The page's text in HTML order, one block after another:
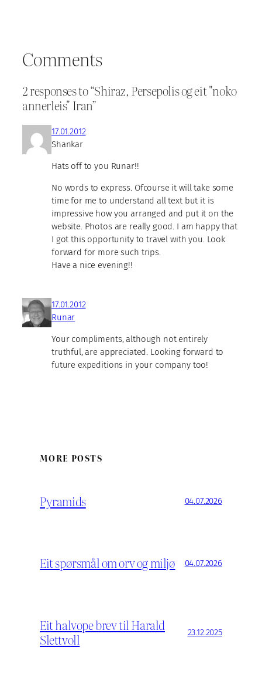
Comments
2 responses to “Shiraz, Persepolis og eit "noko
annerleis" Iran”
17.01.2012
Shankar
Hats off to you Runar!!
No words to express. Ofcourse it will take some
time for me to understand all text but it is
impressive how you arranged and put it on the
website. Photos are really good. I am happy that
I got this opportunity to travel with you. Look
forward for more such trips.
Have a nice evening!!
17.01.2012
Runar
Your compliments, although not entirely
truthful, are appreciated. Looking forward to
future expeditions in your company too!
MORE POSTS
Pyramids 04.07.2026
Eit spørsmål om orv og miljø 04.07.2026
Eit halvope brev til Harald
Slettvoll
23.12.2025